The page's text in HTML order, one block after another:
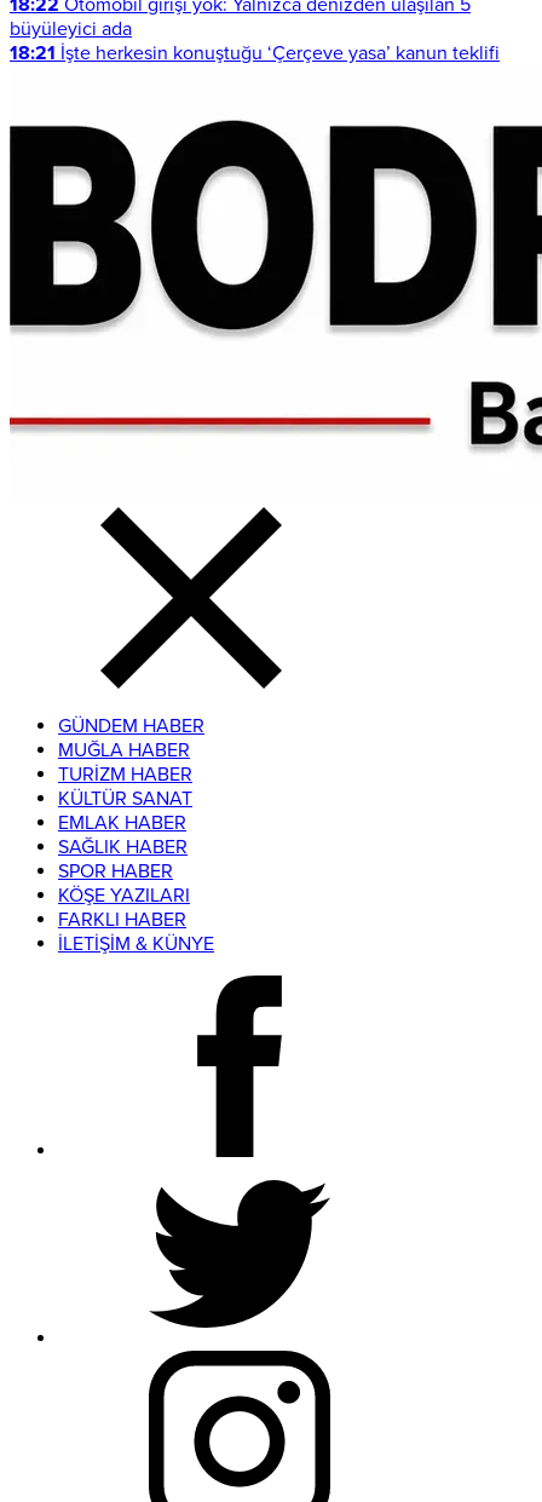
18:22 Otomobil girişi yok: Yalnızca denizden ulaşılan 5
büyüleyici ada
18:21 İşte herkesin konuştuğu ‘Çerçeve yasa’ kanun teklifi
GÜNDEM HABER
MUĞLA HABER
TURİZM HABER
KÜLTÜR SANAT
EMLAK HABER
SAĞLIK HABER
SPOR HABER
KÖŞE YAZILARI
FARKLI HABER
İLETİŞİM & KÜNYE